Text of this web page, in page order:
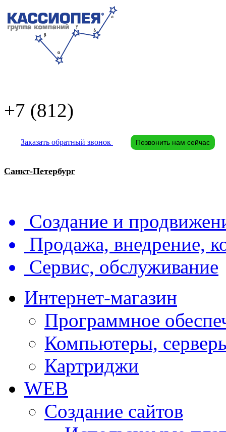
+7 (812)
Заказать обратный звонок Позвонить нам сейчас
Санкт-Петербург
Создание и
Продажа, внедрение,
Сервис, обслуживание
Интернет-магазин
Программное
Компьютеры,
Картриджи
WEB
Создание сайтов